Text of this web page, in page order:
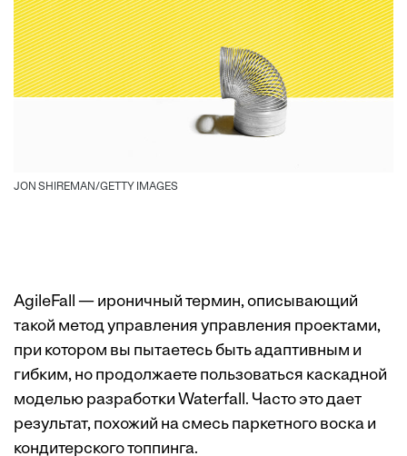
JON SHIREMAN/GETTY IMAGES
AgileFall — ироничный термин, описывающий
такой метод управления управления проектами,
при котором вы пытаетесь быть адаптивным и
гибким, но продолжаете пользоваться каскадной
моделью разработки Waterfall. Часто это дает
результат, похожий на смесь паркетного воска и
кондитерского топпинга.